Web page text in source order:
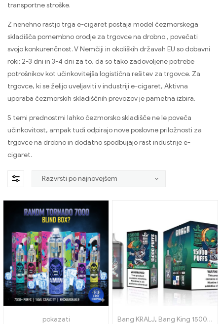
transportne stroške.
Z nenehno rastjo trga e-cigaret postaja model čezmorskega
skladišča pomembno orodje za trgovce na drobno., povečati
svojo konkurenčnost. V Nemčiji in okoliških državah EU so dobavni
roki: 2-3 dni in 3-4 dni za to, da so tako zadovoljene potrebe
potrošnikov kot učinkovitejša logistična rešitev za trgovce. Za
trgovce, ki se želijo uveljaviti v industriji e-cigaret, Aktivna
uporaba čezmorskih skladiščnih prevozov je pametna izbira.
S temi prednostmi lahko čezmorsko skladišče ne le poveča
učinkovitost, ampak tudi odpirajo nove poslovne priložnosti za
trgovce na drobno in dodatno spodbujajo rast industrije e-
cigaret.
pokazati
Bang KRALJ, Bang King 15000 Napihnjenci